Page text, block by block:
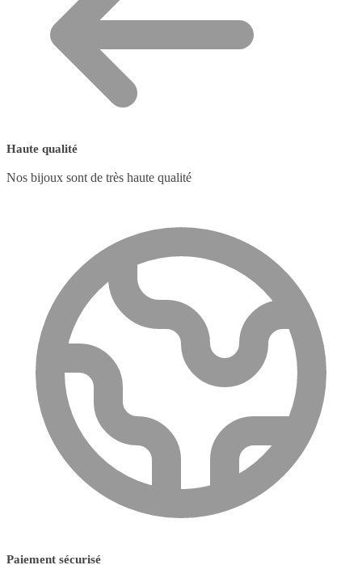
Haute qualité
Nos bijoux sont de très haute qualité
Paiement sécurisé